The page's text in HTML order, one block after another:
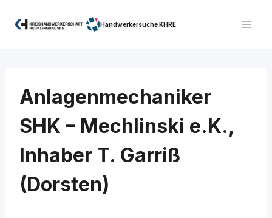
Inhalt
Handwerkersuche KHRE
Anlagenmechaniker
SHK – Mechlinski e.K.,
Inhaber T. Garriß
(Dorsten)